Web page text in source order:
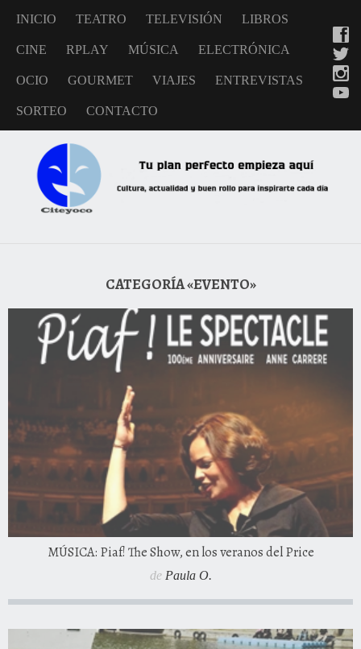
INICIO TEATRO TELEVISIÓN LIBROS
CINE RPLAY MÚSICA ELECTRÓNICA
OCIO GOURMET VIAJES ENTREVISTAS
SORTEO CONTACTO
CATEGORÍA «EVENTO»
MÚSICA: Piaf! The Show, en los veranos del Price
de Paula O.